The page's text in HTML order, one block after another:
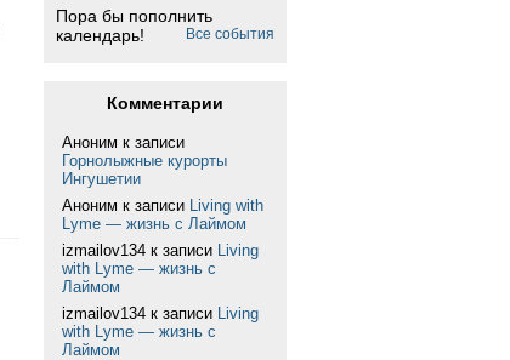
Пора бы пополнить
календарь!
Все события
Комментарии
Аноним к записи
Горнолыжные курорты
Ингушетии
Аноним к записи
Living with
Lyme — жизнь с Лаймом
izmailov134 к записи
Living
with Lyme — жизнь с
Лаймом
izmailov134 к записи
Living
with Lyme — жизнь с
Лаймом